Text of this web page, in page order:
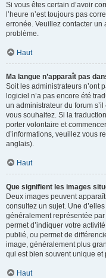
Si vous êtes certain d’avoir
l’heure n’est toujours pas
erronée. Veuillez contacter un
problème.
Haut
Ma langue n’apparaît pas
Soit les administrateurs n’ont
logiciel n’a pas encore été
un administrateur du forum
vous souhaitez. Si la
porter volontaire et
d’informations, veuillez vous
anglais).
Haut
Que signifient les images
Deux images peuvent
consultez un sujet. Une
généralement représentée
permet d’indiquer votre
publié, ou permet de
image, généralement plus
qui est bien souvent unique
Haut